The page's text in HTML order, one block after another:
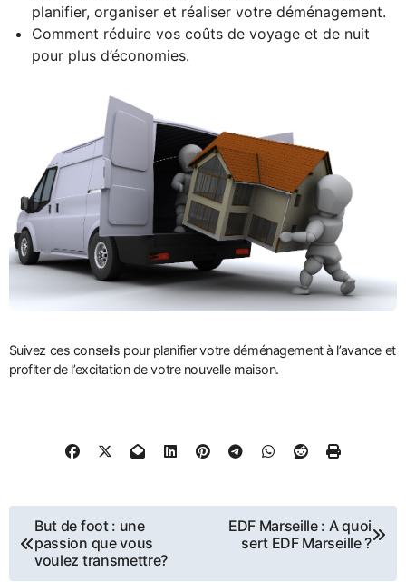
planifier, organiser et réaliser votre déménagement.
Comment réduire vos coûts de voyage et de nuit
pour plus d’économies.
Suivez ces conseils pour planifier votre déménagement à l’avance et
profiter de l’excitation de votre nouvelle maison.
Navigation
de
But de foot : une
passion que vous
voulez transmettre?
EDF Marseille : A quoi
sert EDF Marseille ?